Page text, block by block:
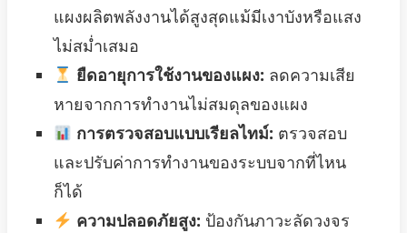
แผงผลิตพลังงานได้สูงสุดแม้มีเงาบังหรือแสง
ไม่สม่ำเสมอ
ยืดอายุการใช้งานของแผง: ลดความเสีย
หายจากการทำงานไม่สมดุลของแผง
การตรวจสอบแบบเรียลไทม์: ตรวจสอบ
และปรับค่าการทำงานของระบบจากที่ไหน
ก็ได้
ความปลอดภัยสูง: ป้องกันภาวะลัดวงจร